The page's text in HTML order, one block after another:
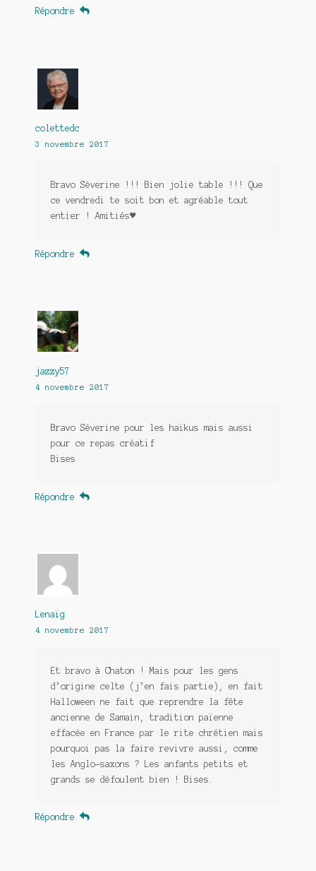
Répondre
colettedc
3 novembre 2017
Bravo Séverine !!! Bien jolie table !!! Que
ce vendredi te soit bon et agréable tout
entier ! Amitiés♥
Répondre
jazzy57
4 novembre 2017
Bravo Séverine pour les haïkus mais aussi
pour ce repas créatif
Bises
Répondre
Lenaïg
4 novembre 2017
Et bravo à Chaton ! Mais pour les gens
d’origine celte (j’en fais partie), en fait
Halloween ne fait que reprendre la fête
ancienne de Samain, tradition païenne
effacée en France par le rite chrétien mais
pourquoi pas la faire revivre aussi, comme
les Anglo-saxons ? Les anfants petits et
grands se défoulent bien ! Bises.
Répondre